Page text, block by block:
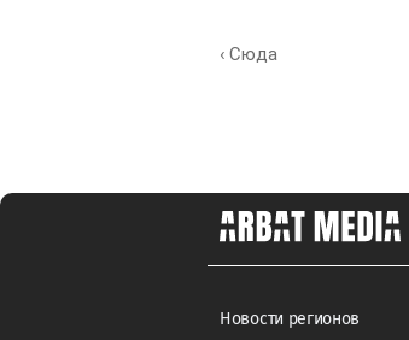
‹ Сюда
Новости регионов